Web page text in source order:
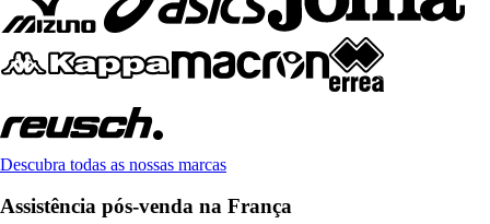
Descubra todas as nossas marcas
Assistência pós-venda na França